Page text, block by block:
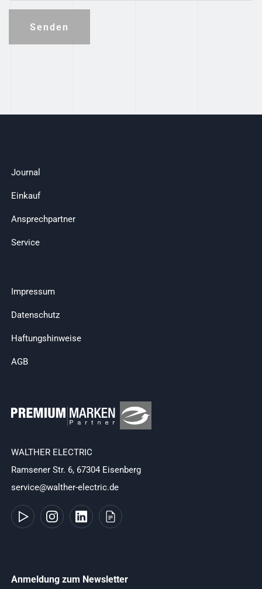
Senden
Journal
Einkauf
Ansprechpartner
Service
Impressum
Datenschutz
Haftungshinweise
AGB
WALTHER ELECTRIC
Ramsener Str. 6, 67304 Eisenberg
service@walther-electric.de
Anmeldung zum Newsletter